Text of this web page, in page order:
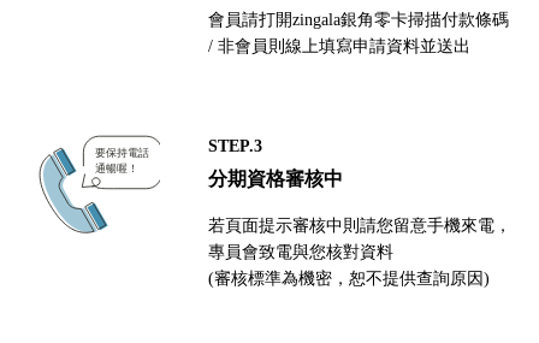
會員請打開zingala銀角零卡掃描付款條碼
/ 非會員則線上填寫申請資料並送出
STEP.3
分期資格審核中
若頁面提示審核中則請您留意手機來電，
專員會致電與您核對資料
(審核標準為機密，恕不提供查詢原因)